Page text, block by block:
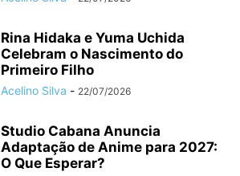
Rina Hidaka e Yuma Uchida
Celebram o Nascimento do
Primeiro Filho
Acelino Silva - 22/07/2026
Studio Cabana Anuncia
Adaptação de Anime para 2027:
O Que Esperar?